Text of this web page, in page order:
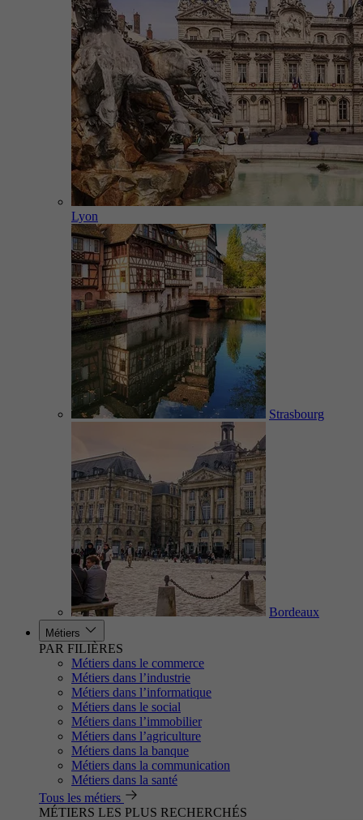
Lyon
Strasbourg
Bordeaux
Métiers
PAR FILIÈRES
Métiers dans le commerce
Métiers dans l’industrie
Métiers dans l’informatique
Métiers dans le social
Métiers dans l’immobilier
Métiers dans l’agriculture
Métiers dans la banque
Métiers dans la communication
Métiers dans la santé
Tous les métiers
MÉTIERS LES PLUS RECHERCHÉS